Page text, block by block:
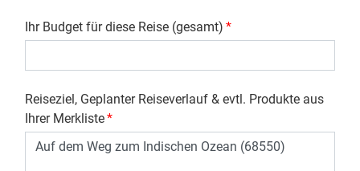
Ihr Budget für diese Reise (gesamt) *
Reiseziel, Geplanter Reiseverlauf & evtl. Produkte aus
Ihrer Merkliste*